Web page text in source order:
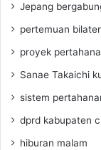
Jepang
pertemuan
proyek
Sanae Takaichi
sistem
dprd kabupaten
hiburan malam